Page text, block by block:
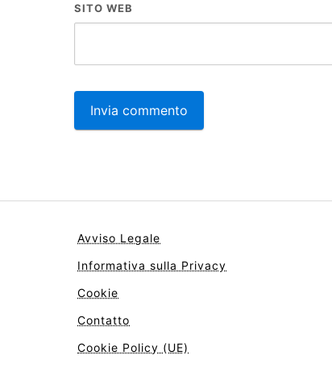
SITO WEB
Avviso Legale
Informativa sulla Privacy
Cookie
Contatto
Cookie Policy (UE)